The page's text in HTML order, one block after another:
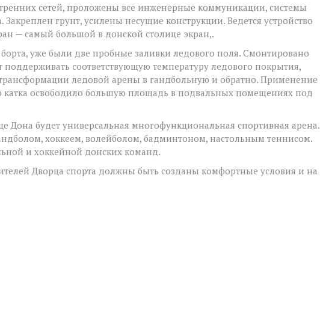
сетей, проложены все инженерные коммуникации, системы
грунт, усилены несущие конструкции. Ведется устройство
— самый большой в донской столице экран,.
уже были две пробные заливки ледового поля. Смонтировано
соответствующую температуру ледового покрытия,
ледовой арены в гандбольную и обратно. Применение
катка освободило большую площадь в подвальных помещениях под
Дона будет универсальная многофункциональная спортивная арена.
хоккеем, волейболом, бадминтоном, настольным теннисом.
и хоккейной донских команд.
Дворца спорта должны быть созданы комфортные условия и на